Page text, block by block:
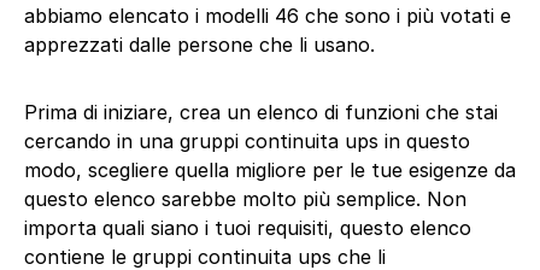
abbiamo elencato i modelli 46 che sono i più votati e
apprezzati dalle persone che li usano.
Prima di iniziare, crea un elenco di funzioni che stai
cercando in una gruppi continuita ups in questo
modo, scegliere quella migliore per le tue esigenze da
questo elenco sarebbe molto più semplice. Non
importa quali siano i tuoi requisiti, questo elenco
contiene le gruppi continuita ups che li